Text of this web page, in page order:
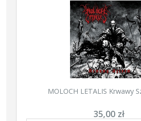
MOLOCH LETALIS Krwawy
35,00 zł